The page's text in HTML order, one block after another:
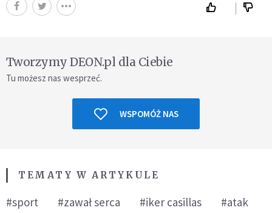
Tworzymy DEON.pl dla Ciebie
Tu możesz nas wesprzeć.
WSPOMÓŻ NAS
TEMATY W ARTYKULE
#sport #zawał serca #iker casillas
#atak